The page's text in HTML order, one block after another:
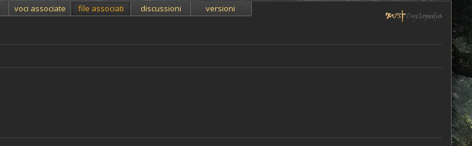
voci associate file associati discussioni versioni